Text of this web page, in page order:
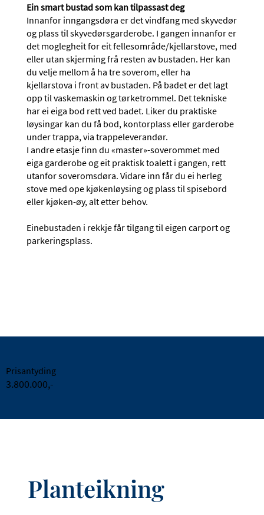
Ein smart bustad som kan tilpassast deg
Innanfor inngangsdøra er det vindfang med skyvedør
og plass til skyvedørsgarderobe. I gangen innanfor er
det moglegheit for eit fellesområde/kjellarstove, med
eller utan skjerming frå resten av bustaden. Her kan
du velje mellom å ha tre soverom, eller ha
kjellarstova i front av bustaden. På badet er det lagt
opp til vaskemaskin og tørketrommel. Det tekniske
har ei eiga bod rett ved badet. Liker du praktiske
løysingar kan du få bod, kontorplass eller garderobe
under trappa, via trappeleverandør.
I andre etasje finn du «master»-soverommet med
eiga garderobe og eit praktisk toalett i gangen, rett
utanfor soveromsdøra. Vidare inn får du ei herleg
stove med ope kjøkenløysing og plass til spisebord
eller kjøken-øy, alt etter behov.
Einebustaden i rekkje får tilgang til eigen carport og
parkeringsplass.
Prisantyding
3.800.000,-
Planteikning